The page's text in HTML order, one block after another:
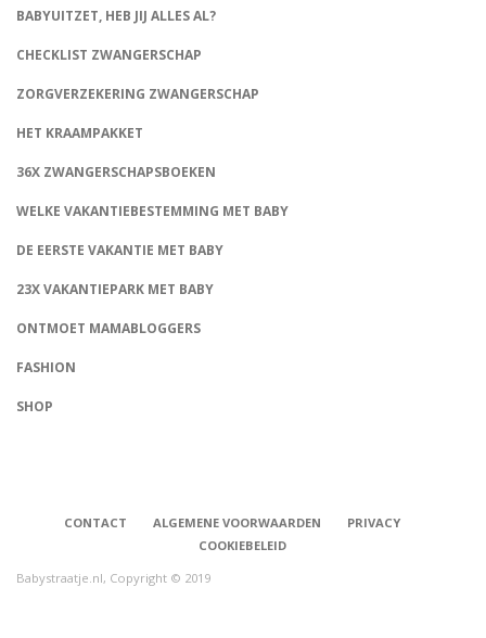
BABYUITZET, HEB JIJ ALLES AL?
CHECKLIST ZWANGERSCHAP
ZORGVERZEKERING ZWANGERSCHAP
HET KRAAMPAKKET
36X ZWANGERSCHAPSBOEKEN
WELKE VAKANTIEBESTEMMING MET BABY
DE EERSTE VAKANTIE MET BABY
23X VAKANTIEPARK MET BABY
ONTMOET MAMABLOGGERS
FASHION
SHOP
CONTACT ALGEMENE VOORWAARDEN
PRIVACY
COOKIEBELEID
Babystraatje.nl, Copyright © 2019